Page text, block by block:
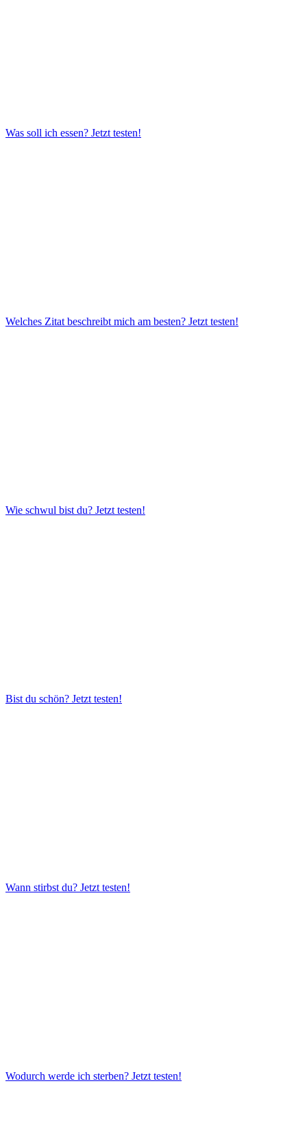
Was soll ich essen? Jetzt testen!
Welches Zitat beschreibt mich am besten? Jetzt testen!
Wie schwul bist du? Jetzt testen!
Bist du schön? Jetzt testen!
Wann stirbst du? Jetzt testen!
Wodurch werde ich sterben? Jetzt testen!